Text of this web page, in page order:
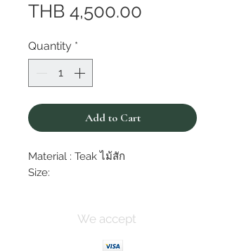
THB 4,500.00
Quantity *
Add to Cart
Material : Teak ไม้สัก
Size:
We accept